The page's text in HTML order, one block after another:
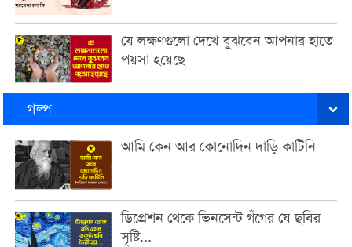
যে লক্ষণগুলো দেখে বুঝবেন আপনার হাতে
পয়সা হয়েছে
গল্প
আমি কেন আর কোনোদিন দাড়ি কাটিনি
ডিপ্রেশন থেকে ভিনসেন্ট গঁগের যে ছবির
সৃষ্টি...